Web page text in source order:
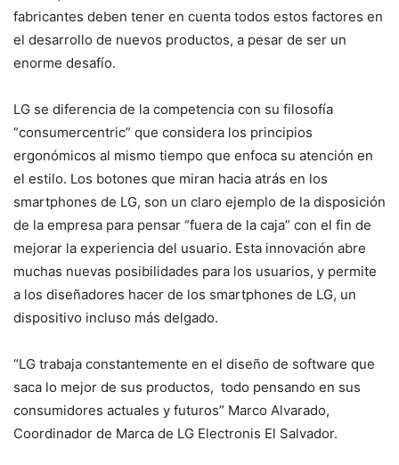
fabricantes deben tener en cuenta todos estos factores en
el desarrollo de nuevos productos, a pesar de ser un
enorme desafío.
LG se diferencia de la competencia con su filosofía
“consumercentric” que considera los principios
ergonómicos al mismo tiempo que enfoca su atención en
el estilo. Los botones que miran hacia atrás en los
smartphones de LG, son un claro ejemplo de la disposición
de la empresa para pensar “fuera de la caja” con el fin de
mejorar la experiencia del usuario. Esta innovación abre
muchas nuevas posibilidades para los usuarios, y permite
a los diseñadores hacer de los smartphones de LG, un
dispositivo incluso más delgado.
“LG trabaja constantemente en el diseño de software que
saca lo mejor de sus productos, todo pensando en sus
consumidores actuales y futuros” Marco Alvarado,
Coordinador de Marca de LG Electronis El Salvador.